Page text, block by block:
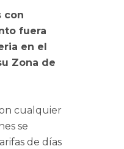
con
fuera
en el
Zona de
cualquier
se
de días